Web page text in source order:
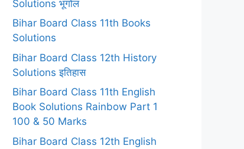
Solutions भूगोल
Bihar Board Class 11th Books
Solutions
Bihar Board Class 12th History
Solutions इतिहास
Bihar Board Class 11th English
Book Solutions Rainbow Part 1
100 & 50 Marks
Bihar Board Class 12th English